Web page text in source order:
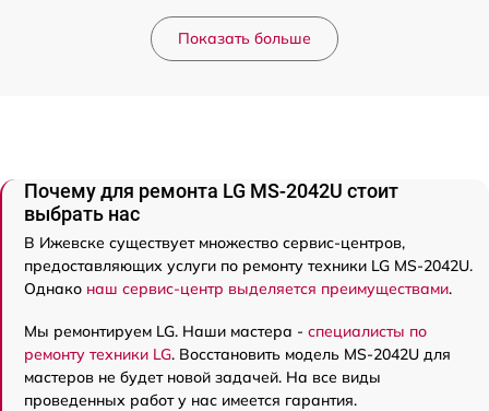
Показать больше
Почему для ремонта LG MS-2042U стоит
выбрать нас
В Ижевске существует множество сервис-центров,
предоставляющих услуги по ремонту техники LG MS-2042U.
Однако наш сервис-центр выделяется преимуществами.
Мы ремонтируем LG. Наши мастера - специалисты по
ремонту техники LG. Восстановить модель MS-2042U для
мастеров не будет новой задачей. На все виды
проведенных работ у нас имеется гарантия.